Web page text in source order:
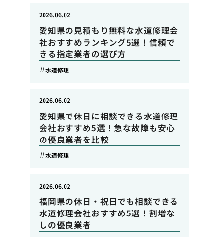
愛知県の見積もり無料な水道修理会
社おすすめランキング5選！信頼で
きる指定業者の選び方
2026.06.02
水道修理
愛知県で休日に相談できる水道修理
会社おすすめ5選！急な故障も安心
の優良業者を比較
2026.06.02
水道修理
福岡県の休日・祝日でも相談できる
水道修理会社おすすめ5選！割増な
しの優良業者
2026.06.02